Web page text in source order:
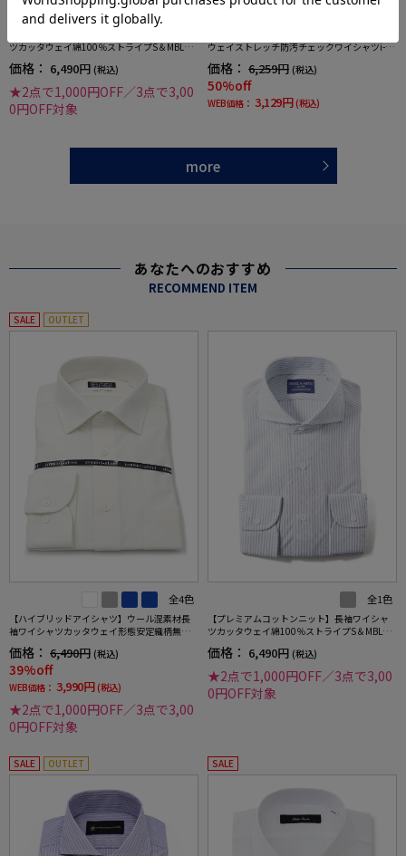
ツカッタウェイ綿100％ストライプS＆MBLUE
価格： 6,490円 (税込)
★2点で1,000円OFF／3点で3,00
0円OFF対象
ウェイストレッチ防汚チェックワイシャツi-sh
価格： 6,259円 (税込)
50%off
WEB価格： 3,129円 (税込)
more
あなたへのおすすめ
RECOMMEND ITEM
SALE OUTLET
全4色
【ハイブリッドアイシャツ】ウール混素材長
袖ワイシャツカッタウェイ形態安定織柄無地
価格： 6,490円 (税込)
39%off
WEB価格： 3,990円 (税込)
★2点で1,000円OFF／3点で3,00
0円OFF対象
全1色
【プレミアムコットンニット】長袖ワイシャ
ツカッタウェイ綿100％ストライプS＆MBLUE
価格： 6,490円 (税込)
★2点で1,000円OFF／3点で3,00
0円OFF対象
SALE OUTLET SALE